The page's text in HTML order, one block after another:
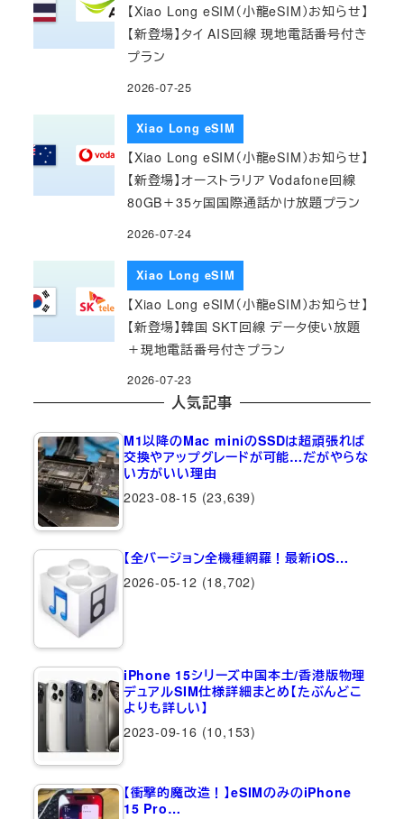
【Xiao Long eSIM（小龍eSIM）お知らせ】
【新登場】タイ AIS回線 現地電話番号付き
プラン
2026-07-25
Xiao Long eSIM
【Xiao Long eSIM（小龍eSIM）お知らせ】
【新登場】オーストラリア Vodafone回線
80GB＋35ヶ国国際通話かけ放題プラン
2026-07-24
Xiao Long eSIM
【Xiao Long eSIM（小龍eSIM）お知らせ】
【新登場】韓国 SKT回線 データ使い放題
＋現地電話番号付きプラン
2026-07-23
人気記事
M1以降のMac miniのSSDは超頑張れば
交換やアップグレードが可能…だがやらな
い方がいい理由
2023-08-15 (23,639)
【全バージョン全機種網羅！最新iOS…
2026-05-12 (18,702)
iPhone 15シリーズ中国本土/香港版物理
デュアルSIM仕様詳細まとめ【たぶんどこ
よりも詳しい】
2023-09-16 (10,153)
【衝撃的魔改造！】eSIMのみのiPhone
15 Pro…